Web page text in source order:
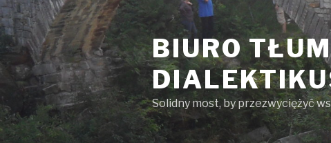
Przeskocz
do
treści
BIURO
Solidny most, by przezwyciężyć